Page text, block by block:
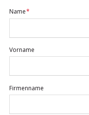
Pflichtfeld
Name*
Vorname
Firmenname